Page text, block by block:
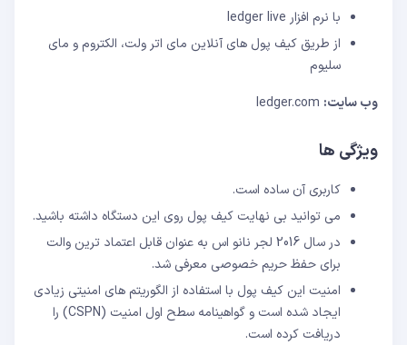
با نرم افزار ledger live
از طریق کیف پول های آنلاین مای اتر ولت، الکتروم و مای
سلیوم
وب سایت:
ویژگی ها
کاربری آن ساده است.
می توانید بی نهایت کیف پول روی این دستگاه داشته باشید.
در سال 2016 لجر نانو اس به عنوان قابل اعتماد ترین والت
برای حفظ حریم خصوصی معرفی شد.
امنیت این کیف پول با استفاده از الگوریتم های امنیتی زیادی
ایجاد شده است و گواهینامه سطح اول امنیت (CSPN) را
دریافت کرده است.